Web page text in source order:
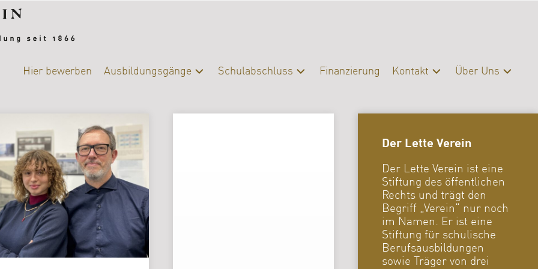
Hier bewerben Ausbildungsgänge
Chemie-
Biologie
College
Ernährung
und
Versorgung
Fotografie
Schulabschluss Finanzierung Kontakt
Servicebereiche
Über Uns
Campus
|
Bibliothek
FAQ
Erasmus
Förderverein
Archiv
Der Lette Verein
Der Lette Verein ist eine
Stiftung des öffentlichen
Rechts und trägt den
Begriff „Verein“ nur noch
im Namen. Er ist eine
Stiftung für schulische
Berufsausbildungen
sowie Träger von drei